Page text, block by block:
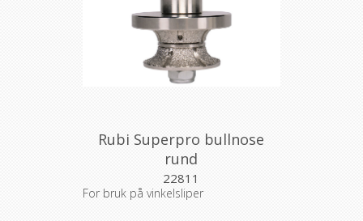
Rubi Superpro bullnose
rund
22811
For bruk på vinkelsliper